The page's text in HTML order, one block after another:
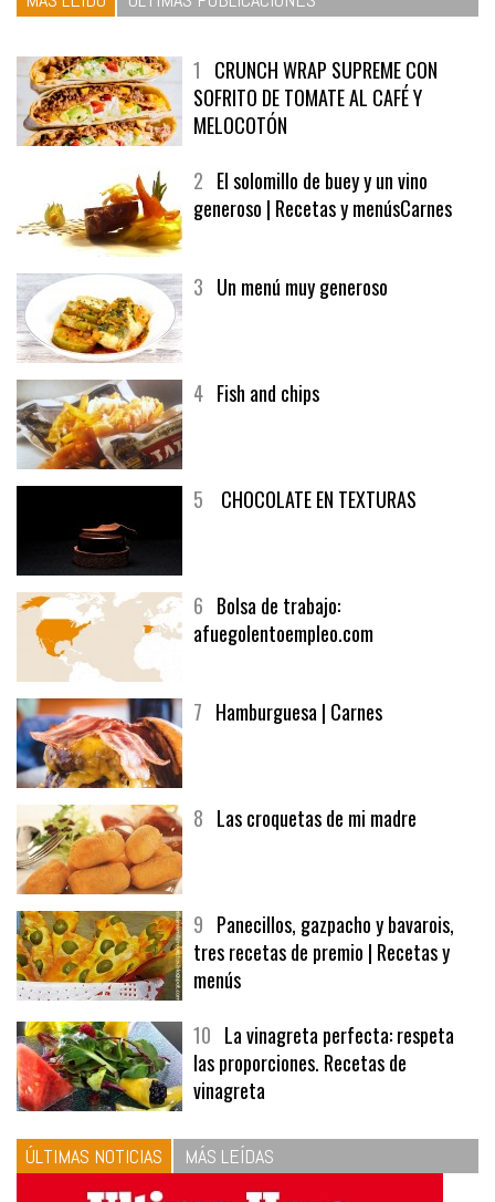
1 CRUNCH WRAP SUPREME CON
SOFRITO DE TOMATE AL CAFÉ Y
MELOCOTÓN
2 El solomillo de buey y un vino
generoso | Recetas y menúsCarnes
3 Un menú muy generoso
4 Fish and chips
5 CHOCOLATE EN TEXTURAS
6 Bolsa de trabajo:
afuegolentoempleo.com
7 Hamburguesa | Carnes
8 Las croquetas de mi madre
9 Panecillos, gazpacho y bavarois,
tres recetas de premio | Recetas y
menús
10 La vinagreta perfecta: respeta
las proporciones. Recetas de
vinagreta
ÚLTIMAS NOTICIAS MÁS LEÍDAS